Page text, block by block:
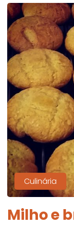
Culinária
Milho e